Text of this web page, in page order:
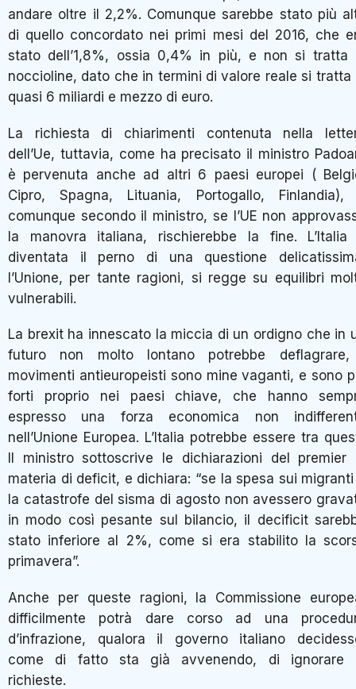
andare oltre il 2,2%. Comunque sarebbe stato più
di quello concordato nei primi mesi del 2016, che
stato dell’1,8%, ossia 0,4% in più, e non si tratta
noccioline, dato che in termini di valore reale si tratta
quasi 6 miliardi e mezzo di euro.
La richiesta di chiarimenti contenuta nella
dell’Ue, tuttavia, come ha precisato il ministro
è pervenuta anche ad altri 6 paesi europei (
Cipro, Spagna, Lituania, Portogallo, Finlandia),
comunque secondo il ministro, se l’UE non
la manovra italiana, rischierebbe la fine. L’Italia
diventata il perno di una questione
l’Unione, per tante ragioni, si regge su equilibri
vulnerabili.
La brexit ha innescato la miccia di un ordigno che in
futuro non molto lontano potrebbe
movimenti antieuropeisti sono mine vaganti, e sono
forti proprio nei paesi chiave, che hanno
espresso una forza economica non
nell’Unione Europea. L’Italia potrebbe essere tra
Il ministro sottoscrive le dichiarazioni del premier
materia di deficit, e dichiara: “se la spesa sui
la catastrofe del sisma di agosto non avessero
in modo così pesante sul bilancio, il decificit
stato inferiore al 2%, come si era stabilito la
primavera”.
Anche per queste ragioni, la Commissione
difficilmente potrà dare corso ad una
d’infrazione, qualora il governo italiano
come di fatto sta già avvenendo, di ignorare
richieste.